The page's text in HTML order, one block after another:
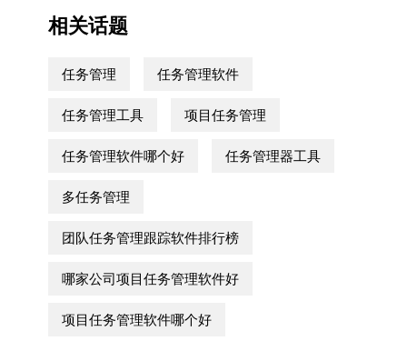
相关话题
任务管理 任务管理软件
任务管理工具 项目任务管理
任务管理软件哪个好 任务管理器工具
多任务管理
团队任务管理跟踪软件排行榜
哪家公司项目任务管理软件好
项目任务管理软件哪个好